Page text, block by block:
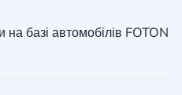
на базі автомобілів FOTON